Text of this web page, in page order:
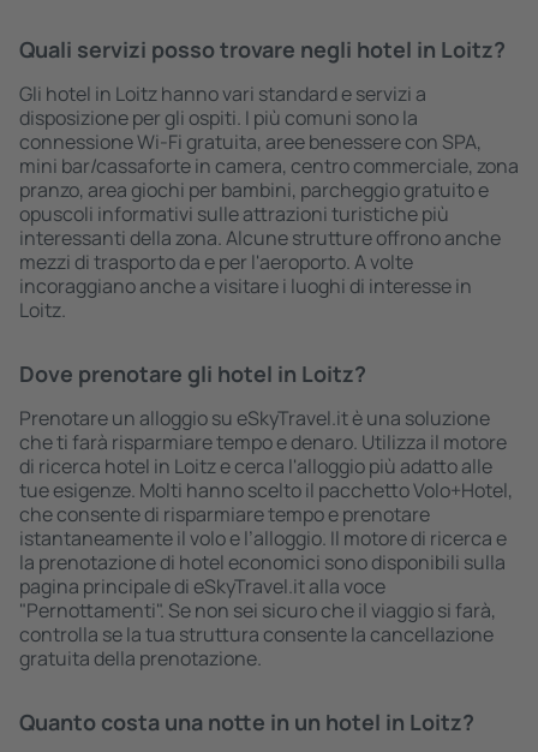
Quali servizi posso trovare negli hotel in Loitz?
Gli hotel in Loitz hanno vari standard e servizi a
disposizione per gli ospiti. I più comuni sono la
connessione Wi-Fi gratuita, aree benessere con SPA,
mini bar/cassaforte in camera, centro commerciale, zona
pranzo, area giochi per bambini, parcheggio gratuito e
opuscoli informativi sulle attrazioni turistiche più
interessanti della zona. Alcune strutture offrono anche
mezzi di trasporto da e per l'aeroporto. A volte
incoraggiano anche a visitare i luoghi di interesse in
Loitz.
Dove prenotare gli hotel in Loitz?
Prenotare un alloggio su eSkyTravel.it è una soluzione
che ti farà risparmiare tempo e denaro. Utilizza il motore
di ricerca hotel in Loitz e cerca l'alloggio più adatto alle
tue esigenze. Molti hanno scelto il pacchetto Volo+Hotel,
che consente di risparmiare tempo e prenotare
istantaneamente il volo e l’alloggio. Il motore di ricerca e
la prenotazione di hotel economici sono disponibili sulla
pagina principale di eSkyTravel.it alla voce
"Pernottamenti". Se non sei sicuro che il viaggio si farà,
controlla se la tua struttura consente la cancellazione
gratuita della prenotazione.
Quanto costa una notte in un hotel in Loitz?